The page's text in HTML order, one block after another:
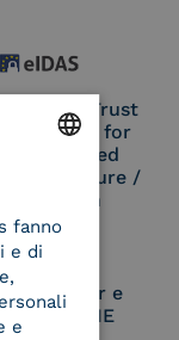
Qualified Trust
Provider for
Qualified
Signature /
Creation
Provider e
CIE
ITALIAN
fanno
e di
e